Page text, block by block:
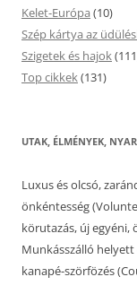
Kelet-Európa (10)
Szép kártya az
Szigetek és hajok
Top cikkek(131)
UTAK, ÉLMÉNYEK,
Luxus és olcsó,
önkéntesség
körutazás, új egyéni,
Munkásszálló helyett
kanapé-szörfözés